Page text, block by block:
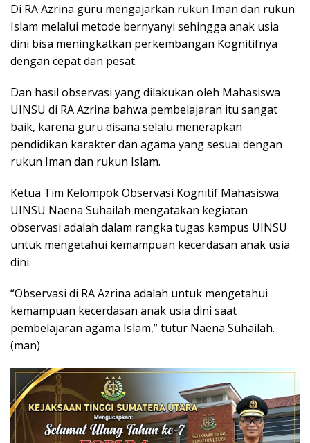
Di RA Azrina guru mengajarkan rukun Iman dan rukun
Islam melalui metode bernyanyi sehingga anak usia
dini bisa meningkatkan perkembangan Kognitifnya
dengan cepat dan pesat.
Dan hasil observasi yang dilakukan oleh Mahasiswa
UINSU di RA Azrina bahwa pembelajaran itu sangat
baik, karena guru disana selalu menerapkan
pendidikan karakter dan agama yang sesuai dengan
rukun Iman dan rukun Islam.
Ketua Tim Kelompok Observasi Kognitif Mahasiswa
UINSU Naena Suhailah mengatakan kegiatan
observasi adalah dalam rangka tugas kampus UINSU
untuk mengetahui kemampuan kecerdasan anak usia
dini.
“Observasi di RA Azrina adalah untuk mengetahui
kemampuan kecerdasan anak usia dini saat
pembelajaran agama Islam,” tutur Naena Suhailah.
(man)